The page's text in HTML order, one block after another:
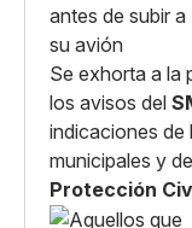
Se exhorta a la
los avisos del
indicaciones de
municipales y
Protección